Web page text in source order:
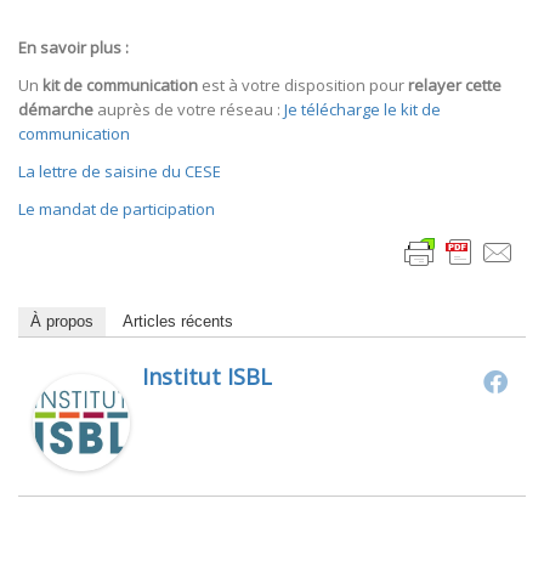
En savoir plus :
Un kit de communication est à votre disposition pour relayer cette
démarche auprès de votre réseau : Je télécharge le kit de
communication
La lettre de saisine du CESE
Le mandat de participation
À propos Articles récents
Institut ISBL